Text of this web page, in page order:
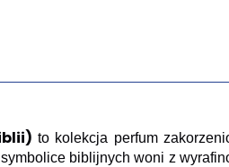
to kolekcja perfum
biblijnych woni z